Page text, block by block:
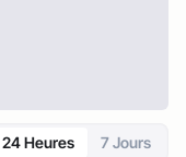
24 Heures 7 Jours